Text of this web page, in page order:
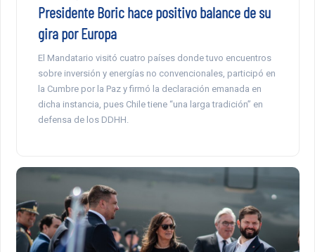
Presidente Boric hace positivo balance de su
gira por Europa
El Mandatario visitó cuatro países donde tuvo encuentros
sobre inversión y energías no convencionales, participó en
la Cumbre por la Paz y firmó la declaración emanada en
dicha instancia, pues Chile tiene “una larga tradición” en
defensa de los DDHH.